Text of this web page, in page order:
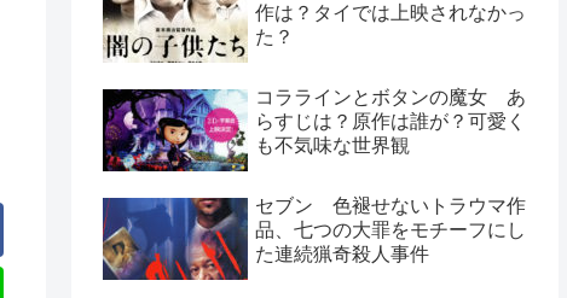
作は？タイでは上映されなかっ
た？
コララインとボタンの魔女 あ
らすじは？原作は誰が？可愛く
も不気味な世界観
セブン 色褪せないトラウマ作
品、七つの大罪をモチーフにし
た連続猟奇殺人事件